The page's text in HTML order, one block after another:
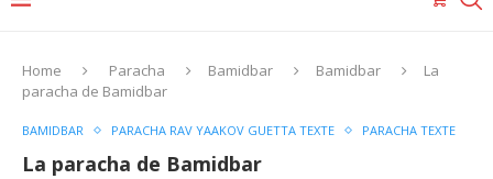
Home Paracha Bamidbar Bamidbar
La
paracha de Bamidbar
BAMIDBAR PARACHA RAV YAAKOV GUETTA TEXTE PARACHA TEXTE
La paracha de Bamidbar